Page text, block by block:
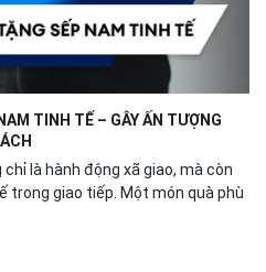
TINH TẾ – GÂY ẤN TƯỢNG
là hành động xã giao, mà còn
trong giao tiếp. Một món quà phù